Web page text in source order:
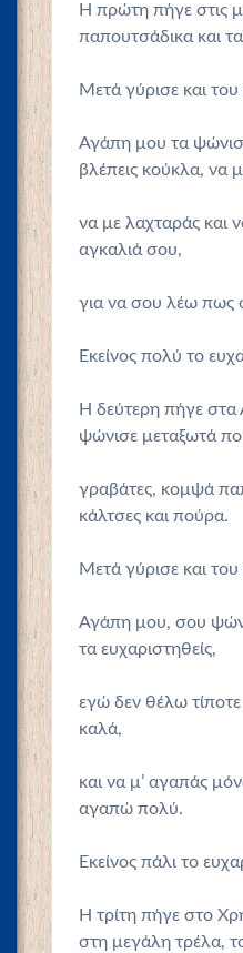
Η πρώτη πήγε στις
παπουτσάδικα και
Μετά γύρισε και του
Αγάπη μου τα
βλέπεις κούκλα, να
να με λαχταράς και
αγκαλιά σου,
για να σου λέω πως
Εκείνος πολύ το
Η δεύτερη πήγε στα
ψώνισε μεταξωτά
γραβάτες, κομψά
κάλτσες και πούρα.
Μετά γύρισε και του
Αγάπη μου, σου
τα ευχαριστηθείς,
εγώ δεν θέλω τίποτε
καλά,
και να μ’ αγαπάς
αγαπώ πολύ.
Εκείνος πάλι το
Η τρίτη πήγε στο
στη μεγάλη τρέλα,